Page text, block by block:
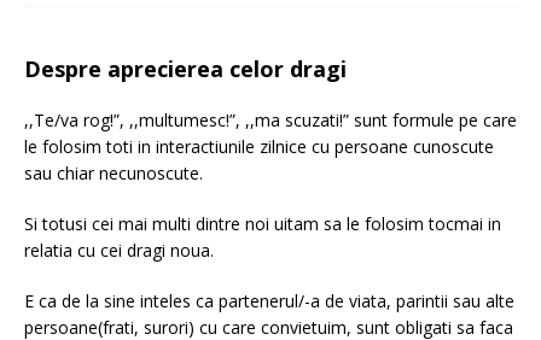
Despre aprecierea celor dragi
,,Te/va rog!”, ,,multumesc!”, ,,ma scuzati!” sunt formule pe care
le folosim toti in interactiunile zilnice cu persoane cunoscute
sau chiar necunoscute.
Si totusi cei mai multi dintre noi uitam sa le folosim tocmai in
relatia cu cei dragi noua.
E ca de la sine inteles ca partenerul/-a de viata, parintii sau alte
persoane(frati, surori) cu care convietuim, sunt obligati sa faca